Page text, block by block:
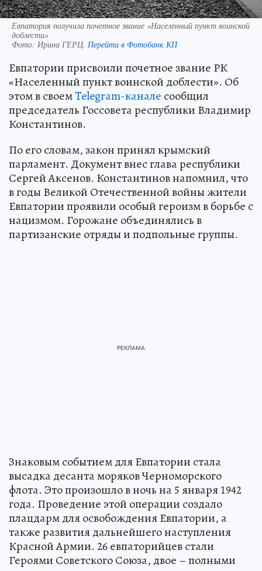
Евпатория получила почетное звание «Населенный пункт воинской
доблести»
Фото: Ирина ГЕРЦ. Перейти в Фотобанк КП
Евпатории присвоили почетное звание РК
«Населенный пункт воинской доблести». Об
этом в своемTelegram-канале сообщил
председатель Госсовета республики Владимир
Константинов.
По его словам, закон принял крымский
парламент. Документ внес глава республики
Сергей Аксенов. Константинов напомнил, что
в годы Великой Отечественной войны жители
Евпатории проявили особый героизм в борьбе с
нацизмом. Горожане объединялись в
партизанские отряды и подпольные группы.
Знаковым событием для Евпатории стала
высадка десанта моряков Черноморского
флота. Это произошло в ночь на 5 января 1942
года. Проведение этой операции создало
плацдарм для освобождения Евпатории, а
также развития дальнейшего наступления
Красной Армии. 26 евпаторийцев стали
Героями Советского Союза, двое – полными